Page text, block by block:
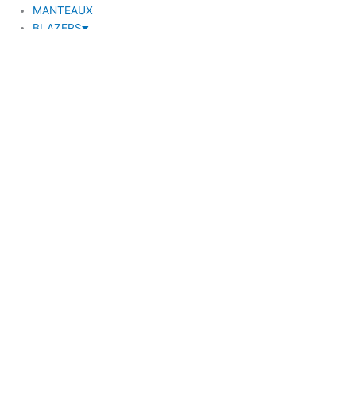
MANTEAUX
BLAZERS